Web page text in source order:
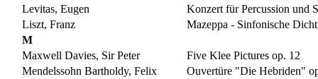
Levitas, Eugen
Konzert für Percussion und
Liszt, Franz
Mazeppa - Sinfonische
M
Maxwell Davies, Sir Peter
Five Klee Pictures op. 12
Mendelssohn Bartholdy, Felix
Ouvertüre "Die Hebriden"